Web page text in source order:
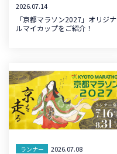
2026.07.14
「京都マラソン2027」オリジナ
ルマイカップをご紹介！
ランナー 2026.07.08